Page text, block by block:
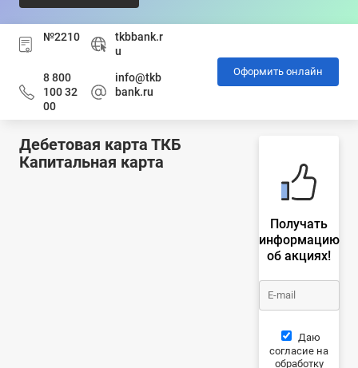
№2210
tkbbank.r
u
8 800
100 32
00
info@tkb
bank.ru
Оформить онлайн
Дебетовая карта ТКБ
Капитальная карта
Получать
информацию
об акциях!
Даю
согласие на
обработку